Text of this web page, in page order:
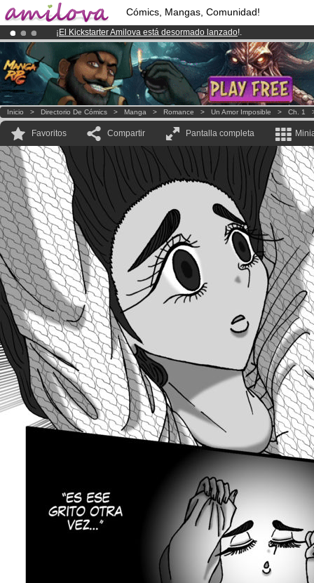
Cómics, Mangas, Comunidad!
¡ El Kickstarter Amilova está desormado lanzado!.
¡Conviertete en Premium por3.95 eurosal mes!Hazte Premium ya
¡Ya tenemos 134393miembrosy 1208 Cómics y Mangas!.
Inicio > Directorio De Cómics > Manga > Romance > Un Amor Imposible > Ch. 1
Favoritos Compartir Pantalla completa